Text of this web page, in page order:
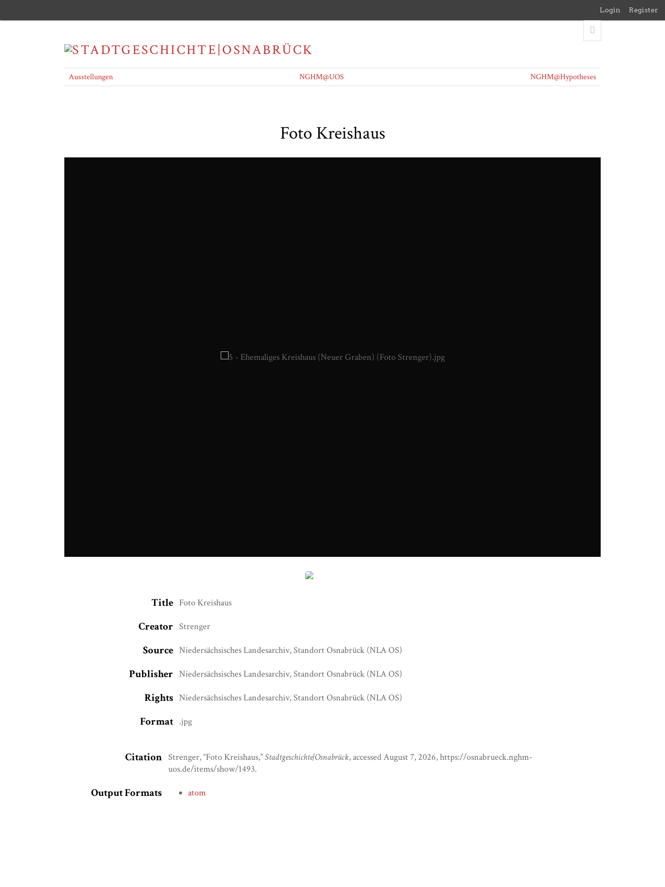
Login Register
Ausstellungen NGHM@UOS NGHM@Hypotheses
Foto Kreishaus
Title Foto Kreishaus
Creator Strenger
Source Niedersächsisches Landesarchiv, Standort Osnabrück (NLA OS)
Publisher Niedersächsisches Landesarchiv, Standort Osnabrück (NLA OS)
Rights Niedersächsisches Landesarchiv, Standort Osnabrück (NLA OS)
Format .jpg
Citation Strenger, “Foto Kreishaus,”Stadtgeschichte|Osnabrück, accessed August 7, 2026,https://osnabrueck.nghm-
uos.de/items/show/1493.
Output Formats
atom